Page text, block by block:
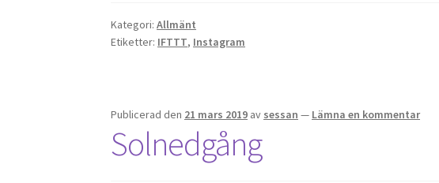
Kategori:Allmänt
Etiketter: IFTTT, Instagram
Publicerad den 21 mars 2019 av sessan — Lämna en kommentar
Solnedgång